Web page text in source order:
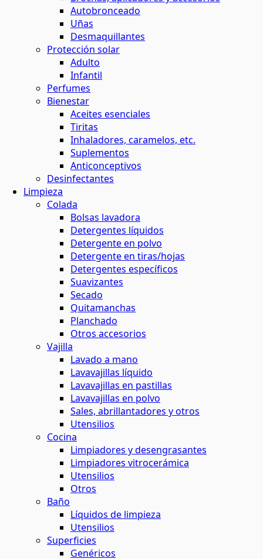
Autobronceado
Uñas
Desmaquillantes
Protección solar
Adulto
Infantil
Perfumes
Bienestar
Aceites esenciales
Tiritas
Inhaladores, caramelos, etc.
Suplementos
Anticonceptivos
Desinfectantes
Limpieza
Colada
Bolsas lavadora
Detergentes líquidos
Detergente en polvo
Detergente en tiras/hojas
Detergentes específicos
Suavizantes
Secado
Quitamanchas
Planchado
Otros accesorios
Vajilla
Lavado a mano
Lavavajillas líquido
Lavavajillas en pastillas
Lavavajillas en polvo
Sales, abrillantadores y otros
Utensilios
Cocina
Limpiadores y desengrasantes
Limpiadores vitrocerámica
Utensilios
Otros
Baño
Líquidos de limpieza
Utensilios
Superficies
Genéricos